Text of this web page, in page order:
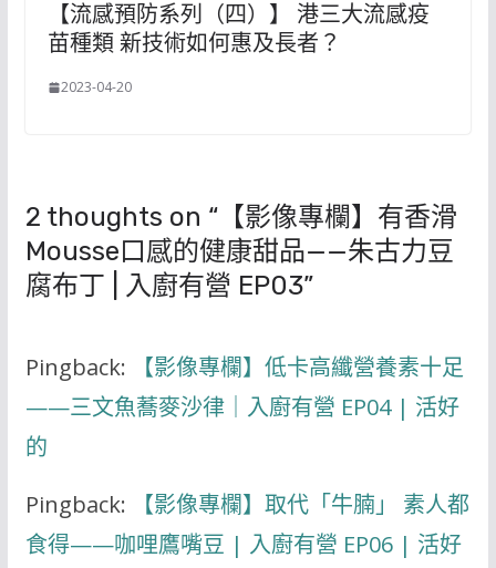
【流感預防系列（四）】 港三大流感疫
苗種類 新技術如何惠及長者？
2023-04-20
2 thoughts on “【影像專欄】有香滑
Mousse口感的健康甜品——朱古力豆
腐布丁 | 入廚有營 EP03”
Pingback:
【影像專欄】低卡高纖營養素十足
——三文魚蕎麥沙律｜入廚有營 EP04 | 活好
的
Pingback:
【影像專欄】取代「牛腩」 素人都
食得——咖哩鷹嘴豆 | 入廚有營 EP06 | 活好